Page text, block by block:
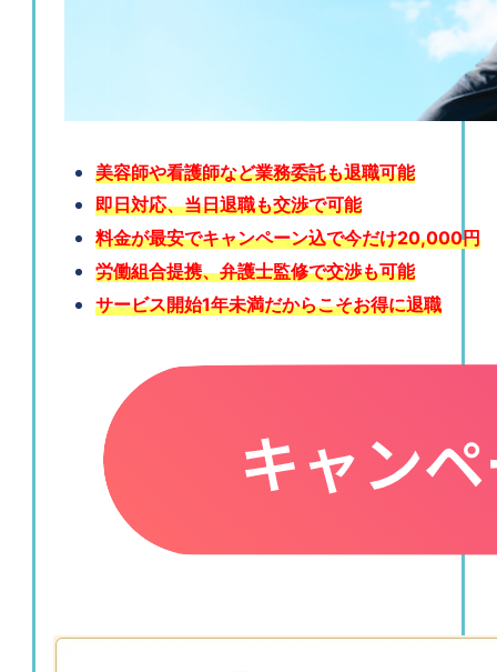
美容師や看護師など業務委託も退職可能
即日対応、当日退職も交渉で可能
料金が最安でキャンペーン込で今だけ20,000円
労働組合提携、弁護士監修で交渉も可能
サービス開始1年未満だからこそお得に退職